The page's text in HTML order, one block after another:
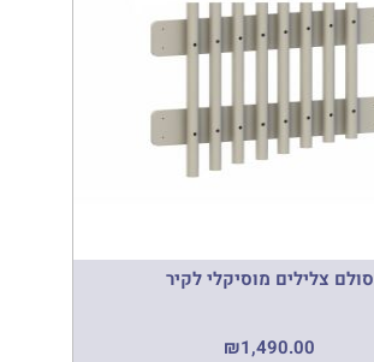
סולם צלילים מוסיקלי לקיר
₪1,490.00